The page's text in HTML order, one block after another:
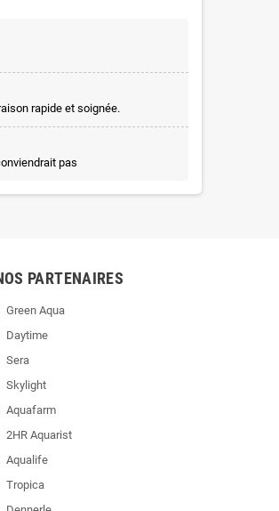
rapide et soignée.
pas
PARTENAIRES
Green Aqua
Daytime
Sera
Skylight
Aquafarm
2HR Aquarist
Aqualife
Tropica